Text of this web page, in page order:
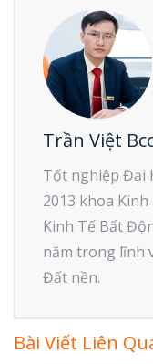
Trần Việt
Tốt nghiệp Đại
2013 khoa
Kinh Tế Bất
năm trong lĩnh
Đất nền.
Bài Viết Liên